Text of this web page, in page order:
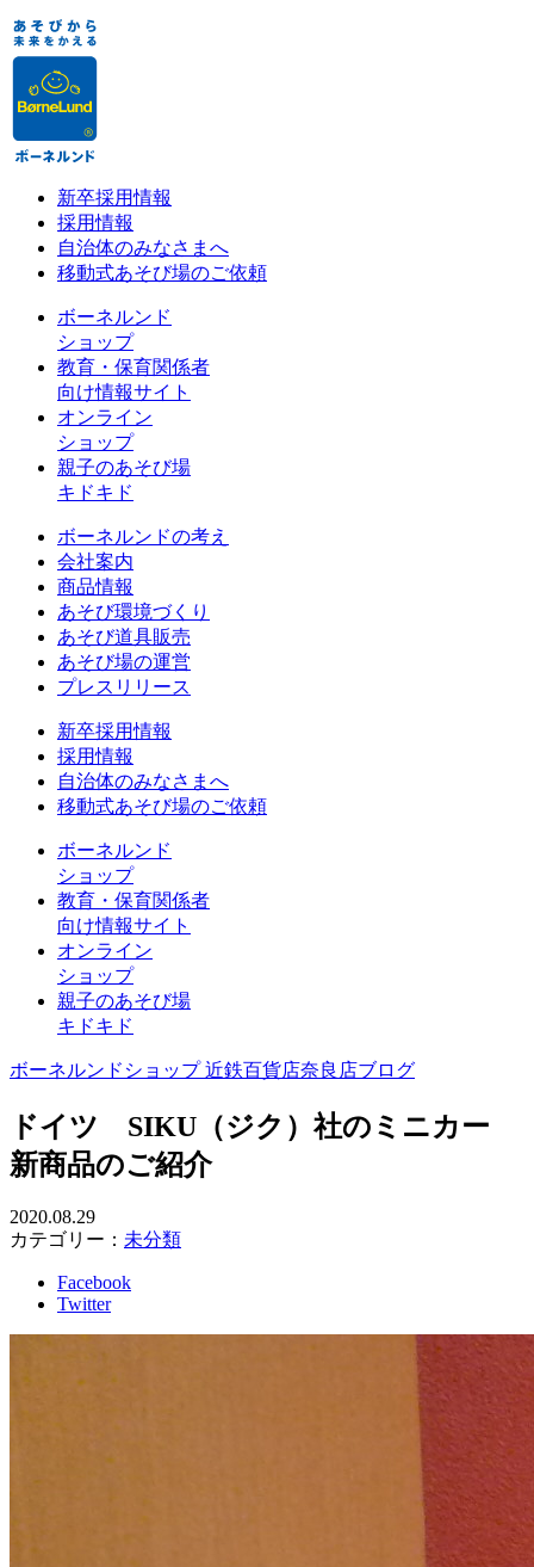
新卒採用情報
採用情報
自治体のみなさまへ
移動式あそび場のご依頼
ボーネルンド
ショップ
教育・保育関係者
向け情報サイト
オンライン
ショップ
親子のあそび場
キドキド
ボーネルンドの考え
会社案内
商品情報
あそび環境づくり
あそび道具販売
あそび場の運営
プレスリリース
新卒採用情報
採用情報
自治体のみなさまへ
移動式あそび場のご依頼
ボーネルンド
ショップ
教育・保育関係者
向け情報サイト
オンライン
ショップ
親子のあそび場
キドキド
ボーネルンドショップ 近鉄百貨店奈良店ブログ
ドイツ SIKU（ジク）社のミニカー
新商品のご紹介
2020.08.29
カテゴリー： 未分類
Facebook
Twitter